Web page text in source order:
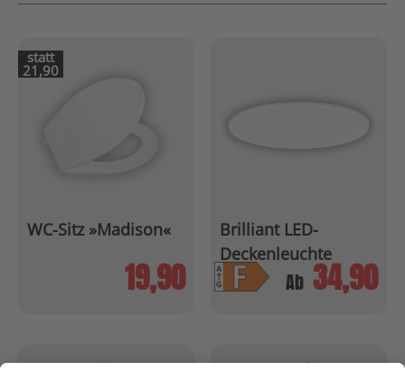
WC-Sitz »Madison«
statt
21,90
19,90
Brilliant LED-
Deckenleuchte
»Colden«Ab 34,90